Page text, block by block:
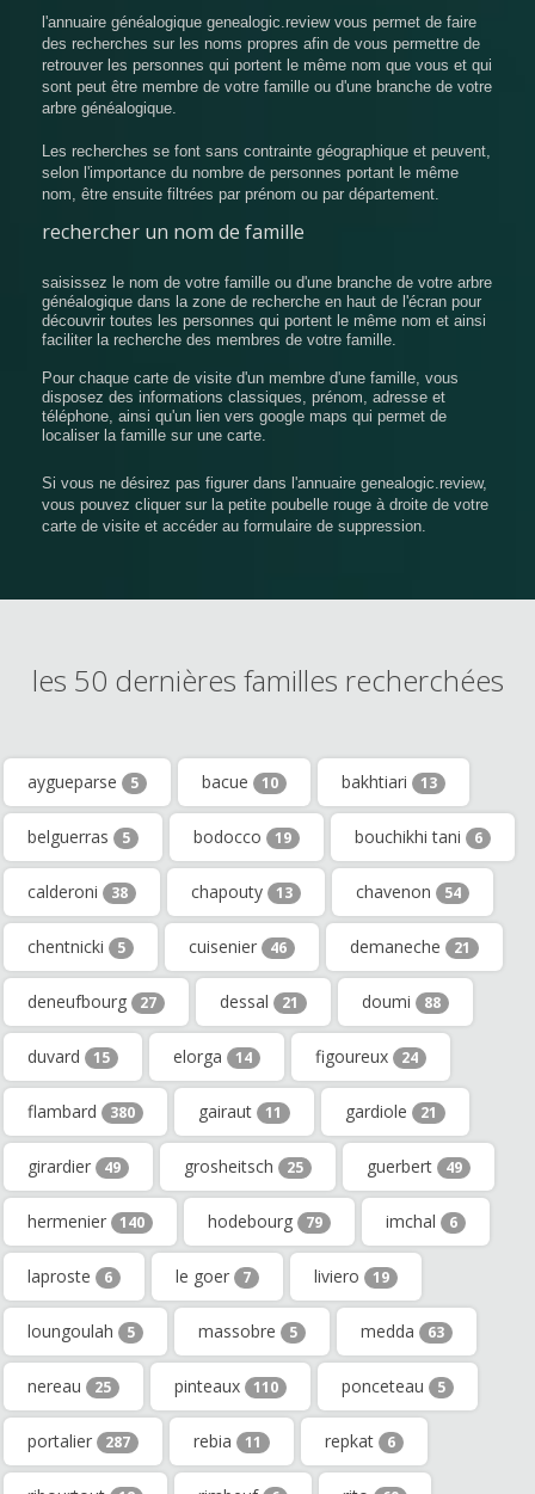
l'annuaire généalogique genealogic.review vous permet de faire
des recherches sur les noms propres afin de vous permettre de
retrouver les personnes qui portent le même nom que vous et qui
sont peut être membre de votre famille ou d'une branche de votre
arbre généalogique.
Les recherches se font sans contrainte géographique et peuvent,
selon l'importance du nombre de personnes portant le même
nom, être ensuite filtrées par prénom ou par département.
rechercher un nom de famille
saisissez le nom de votre famille ou d'une branche de votre arbre
généalogique dans la zone de recherche en haut de l'écran pour
découvrir toutes les personnes qui portent le même nom et ainsi
faciliter la recherche des membres de votre famille.
Pour chaque carte de visite d'un membre d'une famille, vous
disposez des informations classiques, prénom, adresse et
téléphone, ainsi qu'un lien vers google maps qui permet de
localiser la famille sur une carte.
Si vous ne désirez pas figurer dans l'annuaire genealogic.review,
vous pouvez cliquer sur la petite poubelle rouge à droite de votre
carte de visite et accéder au formulaire de suppression.
les 50 dernières familles recherchées
aygueparse 5 bacue 10 bakhtiari 13
belguerras 5 bodocco 19 bouchikhi tani 6
calderoni 38 chapouty 13 chavenon 54
chentnicki 5 cuisenier 46 demaneche 21
deneufbourg 27 dessal 21 doumi 88
duvard 15 elorga 14 figoureux 24
flambard 380 gairaut 11 gardiole 21
girardier 49 grosheitsch 25 guerbert 49
hermenier 140 hodebourg 79 imchal 6
laproste 6 le goer 7 liviero 19
loungoulah 5 massobre 5 medda 63
nereau 25 pinteaux 110 ponceteau 5
portalier 287 rebia 11 repkat 6